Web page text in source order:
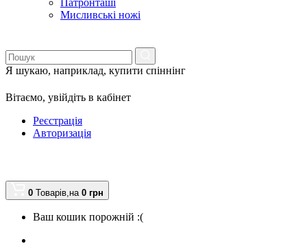
Патронташі
Мисливські ножі
Я шукаю, наприклад, купити спіннінг
Вітаємо, увійдіть в кабінет
Реєстрація
Авторизація
0 Товарів,на 0 грн
Ваш кошик порожній :(